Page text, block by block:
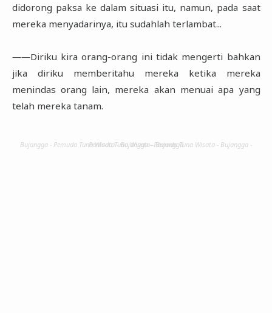
didorong paksa ke dalam situasi itu, namun, pada saat
mereka menyadarinya, itu sudahlah terlambat...
――Diriku kira orang-orang ini tidak mengerti bahkan
jika diriku memberitahu mereka ketika mereka
menindas orang lain, mereka akan menuai apa yang
telah mereka tanam.
Bujangga - Pemuda Tuna Wisata - Bujangga - Pemuda Tuna Wisata - Bujangga - Pemuda Tuna Wisata - Bujangga